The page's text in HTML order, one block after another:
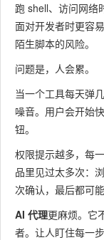
跑 shell、访问网络
面对开发者时更容
陌生脚本的风险。
问题是，人会累。
当一个工具每天弹
噪音。用户会开始
钮。
权限提示越多，每
品里见过太多次：
次确认，最后都可
AI 代理更麻烦。它
者。让人盯住每一